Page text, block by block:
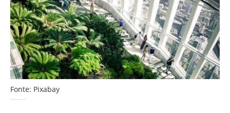
Fonte: Pixabay